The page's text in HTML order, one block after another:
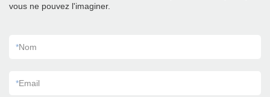
vous ne pouvez l'imaginer.
*Nom
*Email